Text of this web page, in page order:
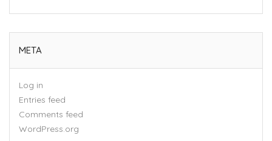
META
Log in
Entries feed
Comments feed
WordPress.org